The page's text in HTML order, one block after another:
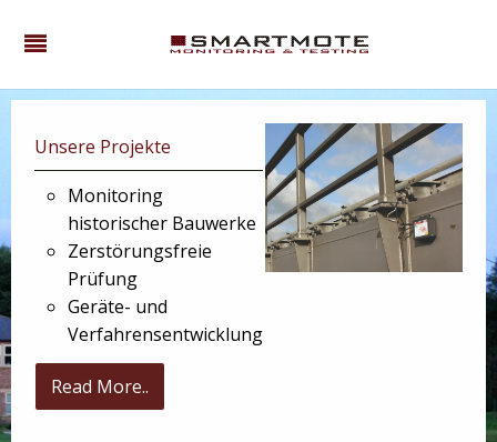
Unsere Projekte
Monitoring
historischer Bauwerke
Zerstörungsfreie
Prüfung
Geräte- und
Verfahrensentwicklung
Read More..